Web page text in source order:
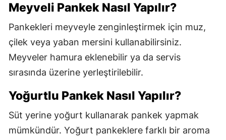
Meyveli Pankek Nasıl Yapılır?
Pankekleri meyveyle zenginleştirmek için muz,
çilek veya yaban mersini kullanabilirsiniz.
Meyveler hamura eklenebilir ya da servis
sırasında üzerine yerleştirilebilir.
Yoğurtlu Pankek Nasıl Yapılır?
Süt yerine yoğurt kullanarak pankek yapmak
mümkündür. Yoğurt pankeklere farklı bir aroma